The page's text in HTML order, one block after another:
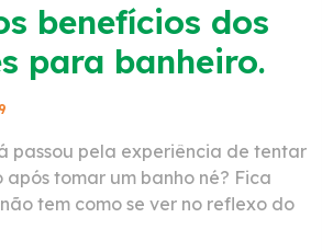
benefícios dos
para banheiro.
passou pela experiência de tentar
após tomar um banho né? Fica
tem como se ver no reflexo do